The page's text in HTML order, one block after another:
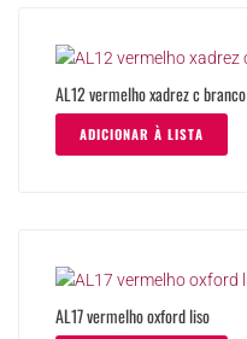
AL12 vermelho xadrez c branco
ADICIONAR À LISTA
AL17 vermelho oxford liso